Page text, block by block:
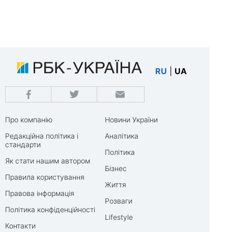
RU UA
Про компанію
Редакційна політика і
стандарти
Як стати нашим автором
Правила користування
Правова інформація
Політика конфіденційності
Контакти
Новини України
Аналітика
Політика
Бізнес
Життя
Розваги
Lifestyle